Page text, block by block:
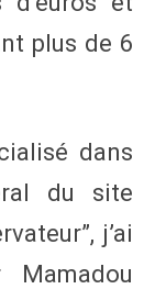
plus de 6
dans
du site
j’ai
Mamadou